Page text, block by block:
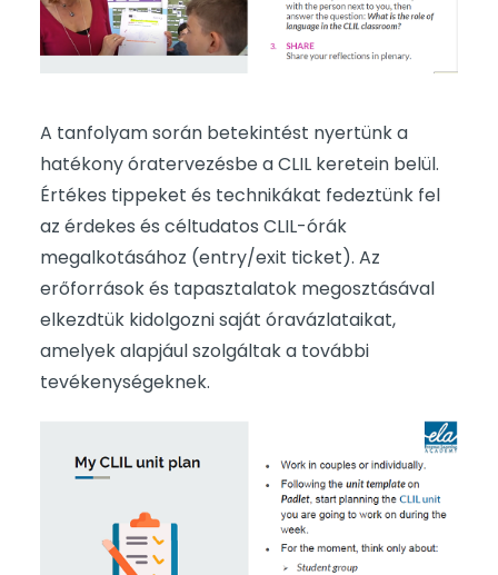
A tanfolyam során betekintést nyertünk a
hatékony óratervezésbe a CLIL keretein belül.
Értékes tippeket és technikákat fedeztünk fel
az érdekes és céltudatos CLIL-órák
megalkotásához (entry/exit ticket). Az
erőforrások és tapasztalatok megosztásával
elkezdtük kidolgozni saját óravázlataikat,
amelyek alapjául szolgáltak a további
tevékenységeknek.